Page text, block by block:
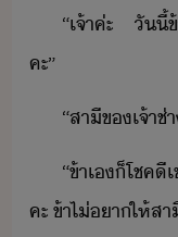
“​เจ้าค่ะ​ ​ัี้​
คะ​”
“​สาี​ข​เจ้า​ช่
“​ข้า​เ​็​โชค
คะ​ ​ข้า​ไ่​า​ให้​ส